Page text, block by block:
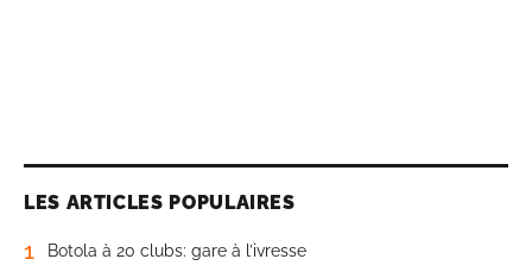
LES ARTICLES POPULAIRES
1 Botola à 20 clubs: gare à l’ivresse